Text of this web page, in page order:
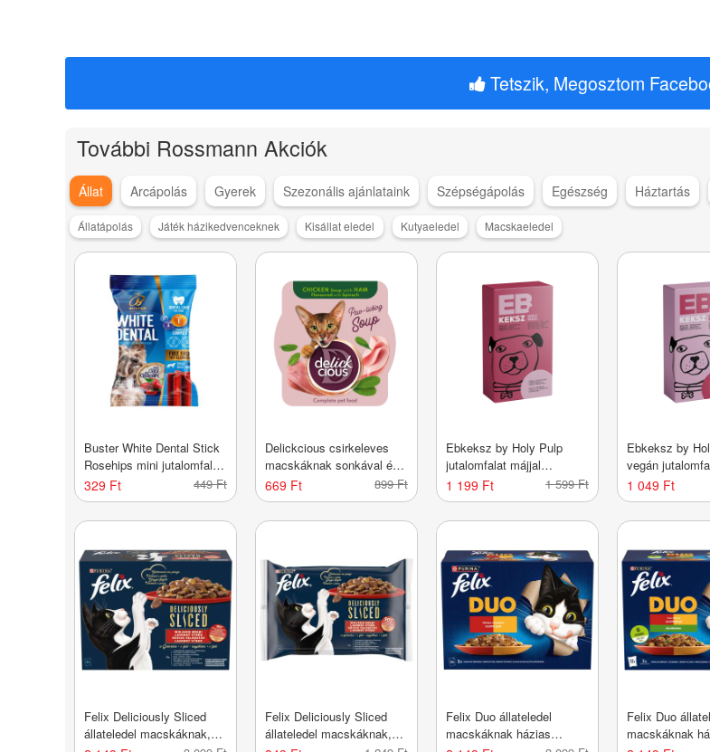
Tetszik, Megosztom
További Rossmann Akciók
Állat Arcápolás Gyerek Szezonális ajánlataink Szépségápolás Egészség Háztartás
Állatápolás Játék házikedvenceknek Kisállat eledel Kutyaeledel Macskaeledel
Buster White Dental Stick
Rosehips mini jutalomfalat
kutyáknak - 110 g
329 Ft 449 Ft
Delickcious csirkeleves
macskáknak sonkával és
spenóttal - 80 g
669 Ft 899 Ft
Ebkeksz by Holy Pulp
jutalomfalat májjal
kutyáknak - 100 g
1 199 Ft 1 599 Ft
Ebkeksz by
vegán
kutyáknak - 100
1 049 Ft
Felix Deliciously Sliced
állateledel macskáknak,
Felix Deliciously Sliced
állateledel macskáknak,
Felix Duo állateledel
macskáknak házias
Felix Duo
macskáknak